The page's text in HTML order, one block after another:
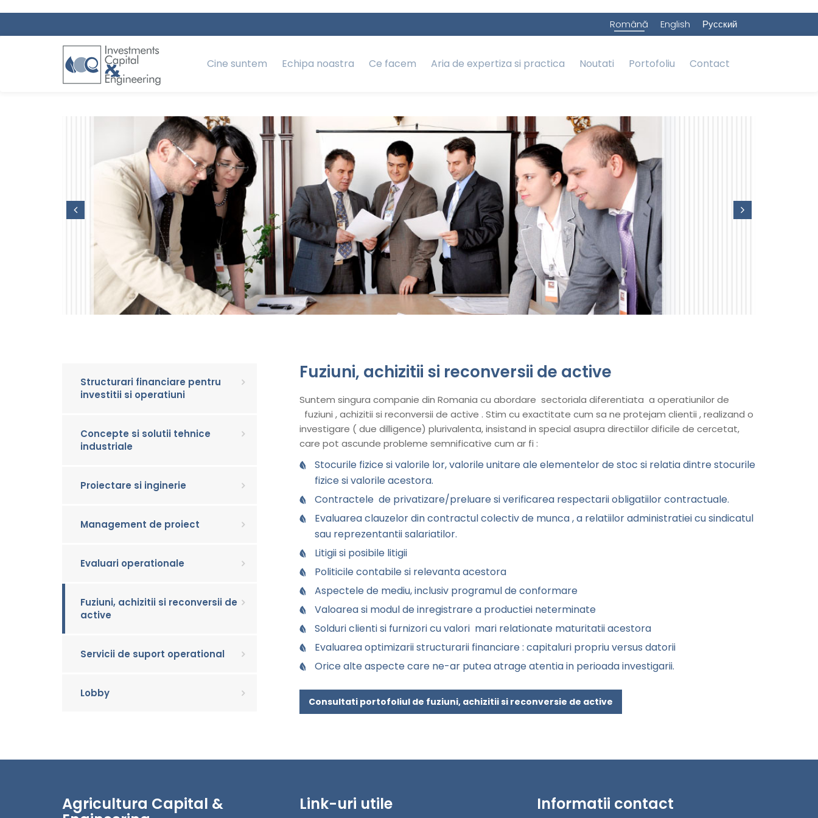
Română English Русский
Cine suntem Echipa noastra Ce facem Aria de expertiza si practica Noutati Portofoliu Contact
Structurari financiare pentru
investitii si operatiuni
Concepte si solutii tehnice
industriale
Proiectare si inginerie
Management de proiect
Evaluari operationale
Fuziuni, achizitii si reconversii de
active
Servicii de suport operational
Lobby
Fuziuni, achizitii si reconversii de active
Suntem singura companie din Romania cu abordare sectoriala diferentiata a operatiunilor de
fuziuni , achizitii si reconversii de active . Stim cu exactitate cum sa ne protejam clientii , realizand o
investigare ( due dilligence) plurivalenta, insistand in special asupra directiilor dificile de cercetat,
care pot ascunde probleme semnificative cum ar fi :
Stocurile fizice si valorile lor, valorile unitare ale elementelor de stoc si relatia dintre stocurile
fizice si valorile acestora.
Contractele de privatizare/preluare si verificarea respectarii obligatiilor contractuale.
Evaluarea clauzelor din contractul colectiv de munca , a relatiilor administratiei cu sindicatul
sau reprezentantii salariatilor.
Litigii si posibile litigii
Politicile contabile si relevanta acestora
Aspectele de mediu, inclusiv programul de conformare
Valoarea si modul de inregistrare a productiei neterminate
Solduri clienti si furnizori cu valori mari relationate maturitatii acestora
Evaluarea optimizarii structurarii financiare : capitaluri propriu versus datorii
Orice alte aspecte care ne-ar putea atrage atentia in perioada investigarii.
Consultati portofoliul de fuziuni, achizitii si reconversie de active
Agricultura Capital & Link-uri utile Informatii contact